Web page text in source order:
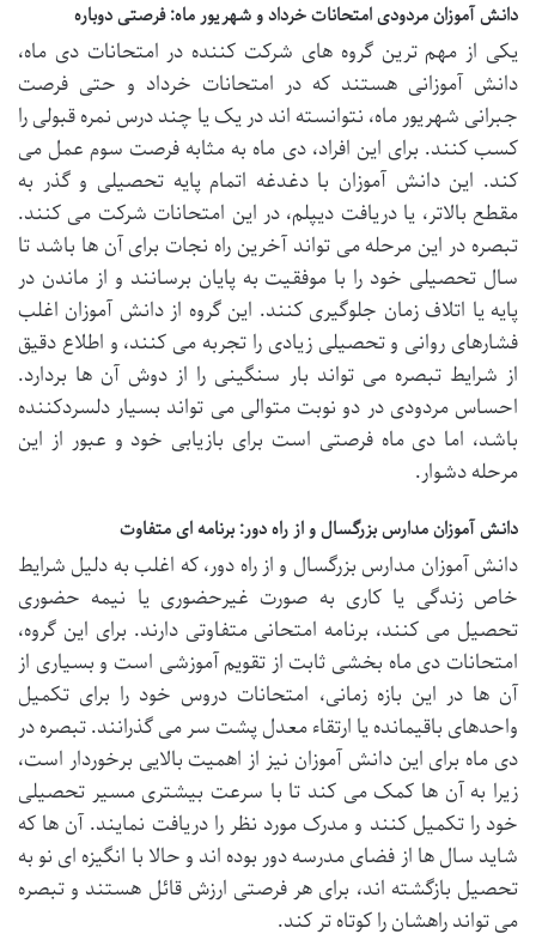
دانش آموزان مردودی امتحانات خرداد و شهریور ماه: فرصتی دوباره
یکی از مهم ترین گروه های شرکت کننده در امتحانات دی ماه،
دانش آموزانی هستند که در امتحانات خرداد و حتی فرصت
جبرانی شهریور ماه، نتوانسته اند در یک یا چند درس نمره قبولی را
کسب کنند. برای این افراد، دی ماه به مثابه فرصت سوم عمل می
کند. این دانش آموزان با دغدغه اتمام پایه تحصیلی و گذر به
مقطع بالاتر، یا دریافت دیپلم، در این امتحانات شرکت می کنند.
تبصره در این مرحله می تواند آخرین راه نجات برای آن ها باشد تا
سال تحصیلی خود را با موفقیت به پایان برسانند و از ماندن در
پایه یا اتلاف زمان جلوگیری کنند. این گروه از دانش آموزان اغلب
فشارهای روانی و تحصیلی زیادی را تجربه می کنند، و اطلاع دقیق
از شرایط تبصره می تواند بار سنگینی را از دوش آن ها بردارد.
احساس مردودی در دو نوبت متوالی می تواند بسیار دلسردکننده
باشد، اما دی ماه فرصتی است برای بازیابی خود و عبور از این
مرحله دشوار.
دانش آموزان مدارس بزرگسال و از راه دور: برنامه ای متفاوت
دانش آموزان مدارس بزرگسال و از راه دور، که اغلب به دلیل شرایط
خاص زندگی یا کاری به صورت غیرحضوری یا نیمه حضوری
تحصیل می کنند، برنامه امتحانی متفاوتی دارند. برای این گروه،
امتحانات دی ماه بخشی ثابت از تقویم آموزشی است و بسیاری از
آن ها در این بازه زمانی، امتحانات دروس خود را برای تکمیل
واحدهای باقیمانده یا ارتقاء معدل پشت سر می گذرانند. تبصره در
دی ماه برای این دانش آموزان نیز از اهمیت بالایی برخوردار است،
زیرا به آن ها کمک می کند تا با سرعت بیشتری مسیر تحصیلی
خود را تکمیل کنند و مدرک مورد نظر را دریافت نمایند. آن ها که
شاید سال ها از فضای مدرسه دور بوده اند و حالا با انگیزه ای نو به
تحصیل بازگشته اند، برای هر فرصتی ارزش قائل هستند و تبصره
می تواند راهشان را کوتاه تر کند.